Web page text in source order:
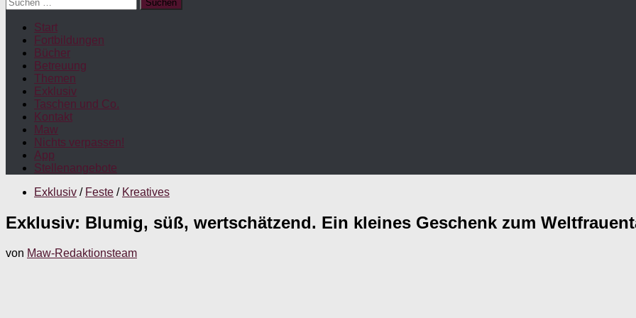
nach:
Start
Fortbildungen
Bücher
Betreuung
Themen
Exklusiv
Taschen und Co.
Kontakt
Maw
Nichts verpassen!
App
Stellenangebote
Exklusiv / Feste / Kreatives
Exklusiv: Blumig, süß, wertschätzend. Ein kleines Geschenk zum
von Maw-Redaktionsteam